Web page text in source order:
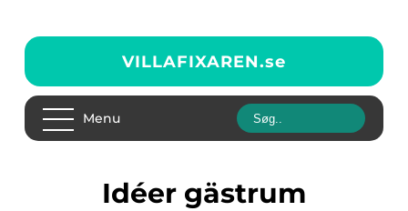
VILLAFIXAREN.se
Menu
idéer gästrum